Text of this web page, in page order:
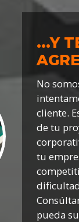
...Y
No
cliente.
de tu
tu
pueda